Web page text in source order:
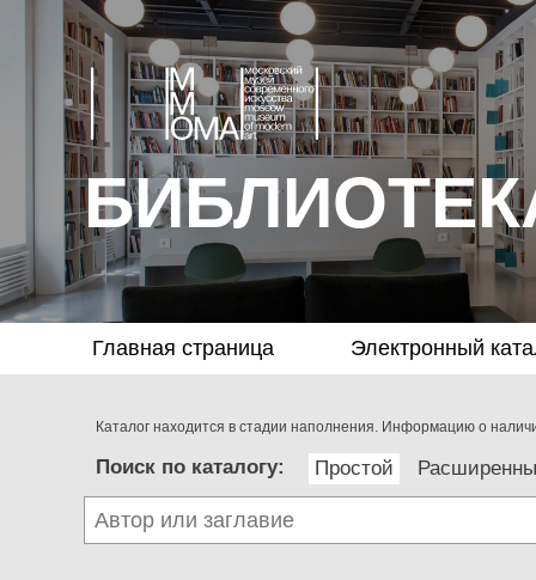
Главная страница Электронный
Каталог находится в стадии наполнения. Информацию о
Поиск по каталогу: Простой